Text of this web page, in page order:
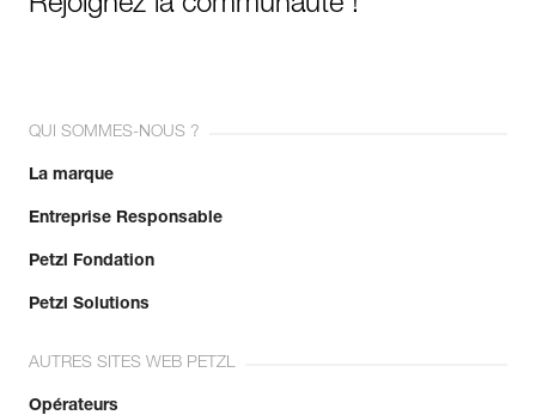
Rejoignez la communauté !
QUI SOMMES-NOUS ?
La marque
Entreprise Responsable
Petzl Fondation
Petzl Solutions
AUTRES SITES WEB PETZL
Opérateurs